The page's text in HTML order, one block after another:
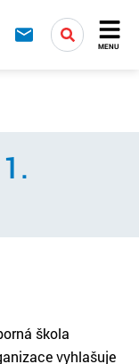
MENU
škola
vyhlašuje